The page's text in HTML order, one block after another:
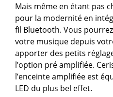
Mais même en étant pas
pour la modernité en
fil Bluetooth. Vous
votre musique depuis
apporter des petits
l’option pré amplifiée.
l’enceinte amplifiée est
LED du plus bel effet.